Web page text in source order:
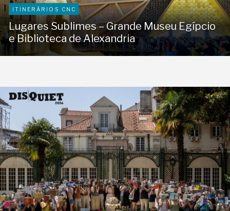
ITINERÁRIOS CNC
Lugares Sublimes – Grande Museu Egípcio
e Biblioteca de Alexandria